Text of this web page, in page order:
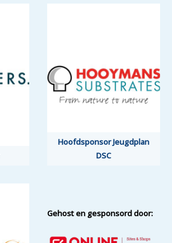
Hoofdsponsor Jeugdplan
DSC
Gehost en gesponsord door: